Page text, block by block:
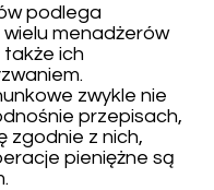
podlega
menadżerów
także ich
zwykle nie
przepisach,
zgodnie z nich,
pieniężne są